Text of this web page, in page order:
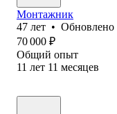
Монтажник
47 лет • Обновлено
70 000 ₽
Общий опыт
11 лет 11 месяцев